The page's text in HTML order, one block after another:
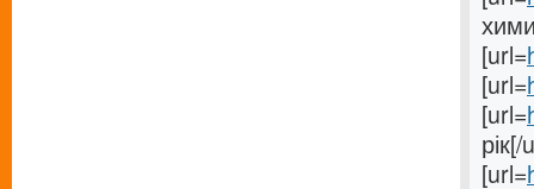
[url=
[url=
[url=
рік[/
[url=